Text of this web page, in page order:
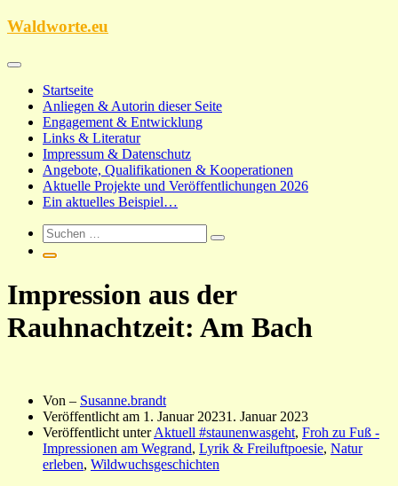
Zum
Waldworte.eu
Startseite
Anliegen & Autorin dieser Seite
Engagement & Entwicklung
Links & Literatur
Impressum & Datenschutz
Angebote, Qualifikationen & Kooperationen
Aktuelle Projekte und Veröffentlichungen 2026
Ein aktuelles Beispiel…
Impression aus der
Rauhnachtzeit: Am Bach
Von – Susanne.brandt
Veröffentlicht am 1. Januar 20231. Januar 2023
Veröffentlicht unterAktuell #staunenwasgeht, Froh zu Fuß -
Impressionen am Wegrand, Lyrik & Freiluftpoesie, Natur
erleben, Wildwuchsgeschichten